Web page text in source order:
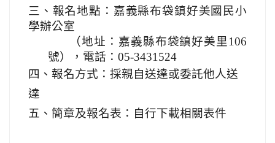
三、報名地點： 嘉義縣布袋鎮好美國民小
學辦公室
（地址： 嘉義縣布袋鎮好美里106
號），電話： 05-3431524
四、報名方式：採親自送達或委託他人送
達
五、簡章及報名表： 自行下載相關表件